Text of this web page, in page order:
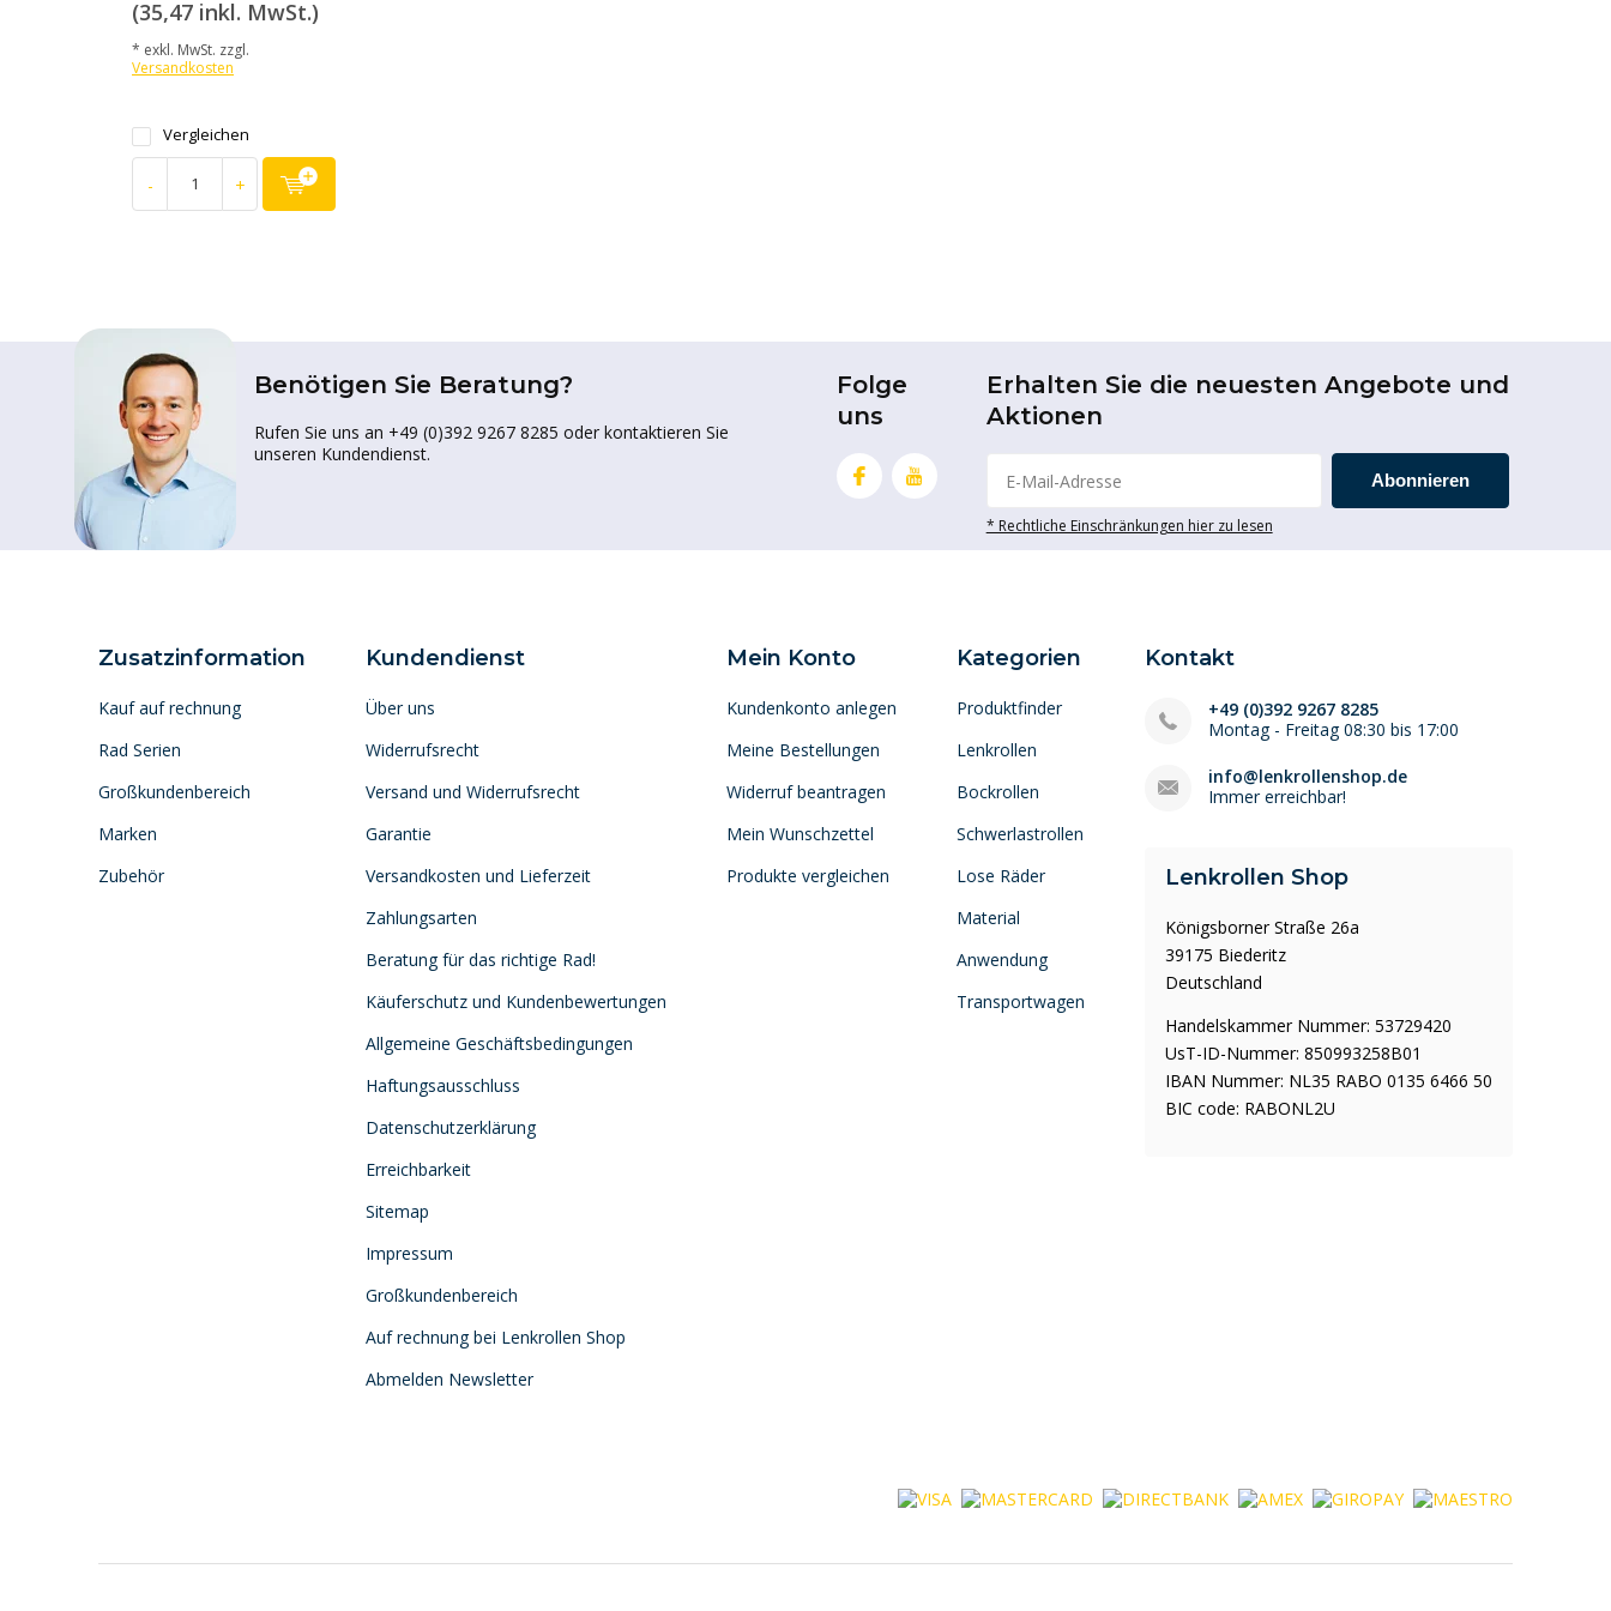
(35,47 inkl. MwSt.)
* exkl. MwSt. zzgl.
Versandkosten
Vergleichen
- +
Benötigen Sie Beratung?
Rufen Sie uns an +49 (0)392 9267 8285 oder kontaktieren Sie
unseren Kundendienst.
Folge
uns
Erhalten Sie die neuesten Angebote und
Aktionen
Abonnieren
* Rechtliche Einschränkungen hier zu lesen
Zusatzinformation
Kauf auf rechnung
Rad Serien
Großkundenbereich
Marken
Zubehör
Kundendienst
Über uns
Widerrufsrecht
Versand und Widerrufsrecht
Garantie
Versandkosten und Lieferzeit
Zahlungsarten
Beratung für das richtige Rad!
Käuferschutz und Kundenbewertungen
Allgemeine Geschäftsbedingungen
Haftungsausschluss
Datenschutzerklärung
Erreichbarkeit
Sitemap
Impressum
Großkundenbereich
Auf rechnung bei Lenkrollen Shop
Abmelden Newsletter
Mein Konto
Kundenkonto anlegen
Meine Bestellungen
Widerruf beantragen
Mein Wunschzettel
Produkte vergleichen
Kategorien
Produktfinder
Lenkrollen
Bockrollen
Schwerlastrollen
Lose Räder
Material
Anwendung
Transportwagen
Kontakt
+49 (0)392 9267 8285
Montag - Freitag 08:30 bis 17:00
info@lenkrollenshop.de
Immer erreichbar!
Lenkrollen Shop
Königsborner Straße 26a
39175 Biederitz
Deutschland
Handelskammer Nummer: 53729420
UsT-ID-Nummer: 850993258B01
IBAN Nummer: NL35 RABO 0135 6466 50
BIC code: RABONL2U